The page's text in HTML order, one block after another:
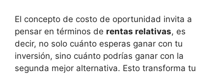
El ⁣concepto de costo de oportunidad invita a
pensar en términos de rentas relativas, es
decir, no solo cuánto ⁤esperas ganar con tu
inversión, sino cuánto podrías ganar con ​la
segunda mejor alternativa. Esto⁤ transforma tu